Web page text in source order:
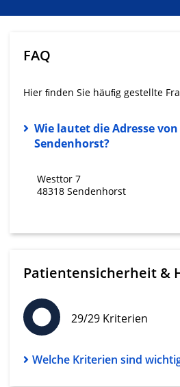
FAQ
Hier ﬁnden Sie häuﬁg gestellte
Wie lautet die Adresse
Sendenhorst?
Westtor 7
48318 Sendenhorst
Patientensicherheit &
29/29 Kriterien
Welche Kriterien sind